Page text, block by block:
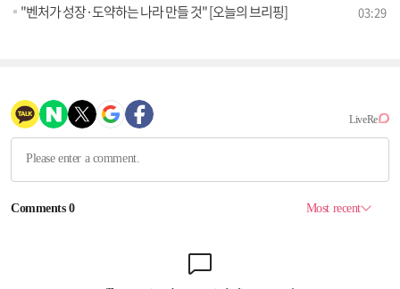
"벤처가 성장·도약하는 나라 만들 것" [오늘의 브리핑] 03:29